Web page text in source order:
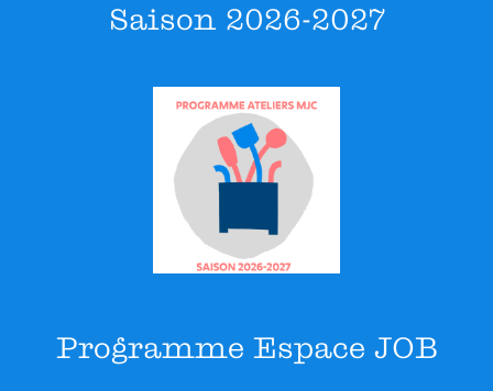
Saison 2026-2027
Programme Espace JOB